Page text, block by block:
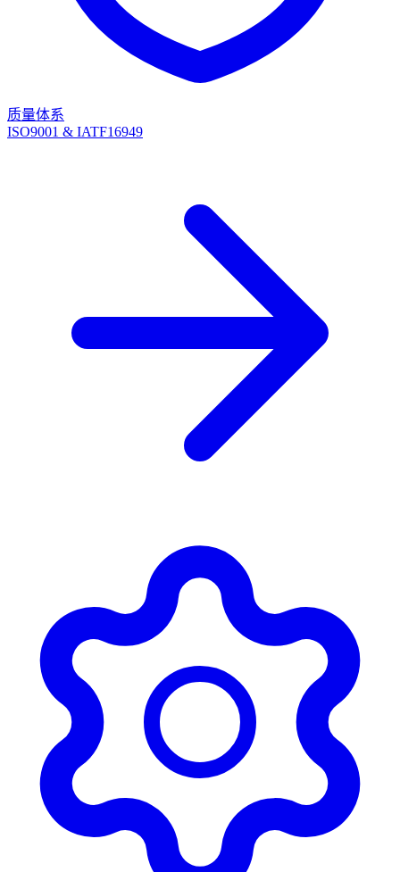
质量体系
ISO9001 & IATF16949